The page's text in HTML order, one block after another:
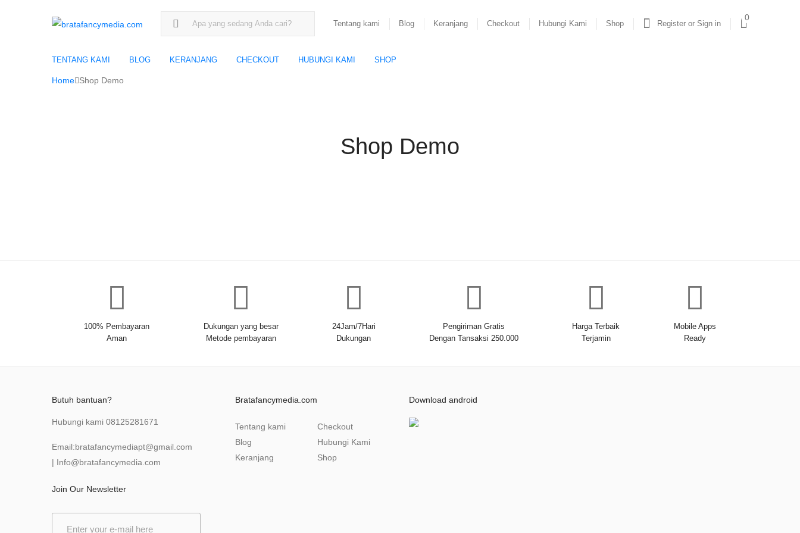
Search for:
Tentang kami Blog Keranjang Checkout Hubungi Kami Shop Register or Sign in
0
TENTANG KAMI BLOG KERANJANG CHECKOUT HUBUNGI KAMI SHOP
Home Shop Demo
Shop Demo
100% Pembayaran
Aman
Dukungan yang besar
Metode pembayaran
24Jam/7Hari
Dukungan
Pengiriman Gratis
Dengan Tansaksi 250.000
Harga Terbaik
Terjamin
Mobile Apps
Ready
Butuh bantuan?
Hubungi kami 08125281671
Email:bratafancymediapt@gmail.com
| Info@bratafancymedia .com
Join Our Newsletter
Bratafancymedia.com
Tentang kami
Blog
Keranjang
Checkout
Hubungi Kami
Shop
Download android